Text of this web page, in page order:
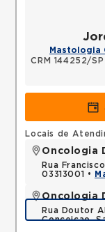
Mastologia
CRM 144252/SP
Locais de
Oncologia
Rua
03313001 •
Oncologia
Rua Doutor
Conceicao,